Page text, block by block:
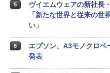
5
ヴイエムウェアの新社長
「新たな世界と従来の世
い」
6
エプソン、A3モノクロペ
発表